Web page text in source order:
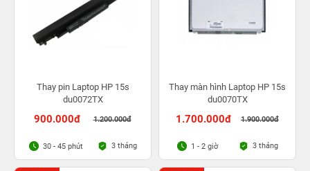
Thay pin Laptop HP 15s
du0072TX
900.000đ 1.200.000đ
30 - 45 phút 3 tháng
Thay màn hình Laptop HP 15s
du0070TX
1.700.000đ 1.900.000đ
1 - 2 giờ 3 tháng